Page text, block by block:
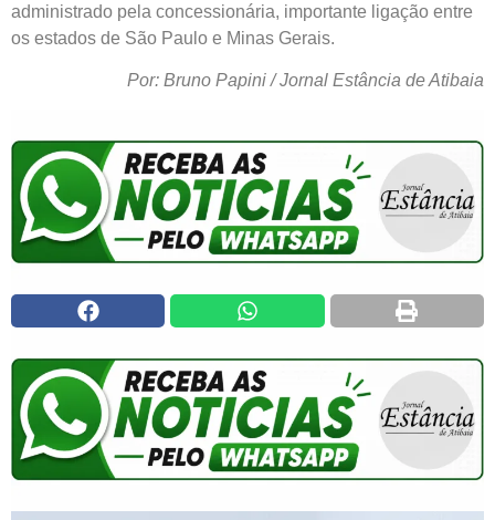
administrado pela concessionária, importante ligação entre
os estados de São Paulo e Minas Gerais.
Por: Bruno Papini / Jornal Estância de Atibaia